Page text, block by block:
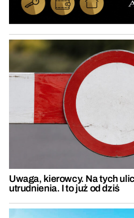
Uwaga, kierowcy. Na tych
utrudnienia. I to już od dziś